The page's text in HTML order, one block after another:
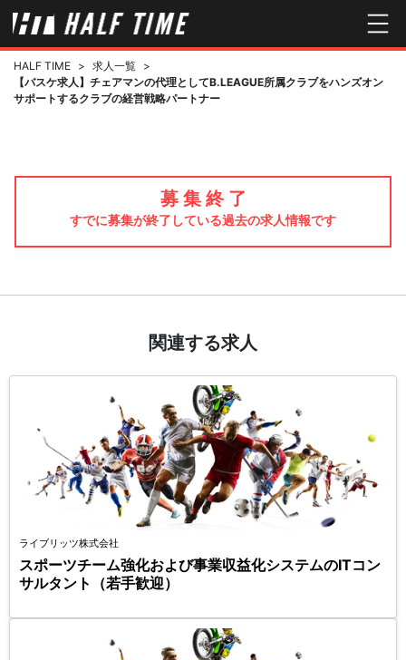
HALF TIME > 求人一覧 >
【バスケ求人】チェアマンの代理としてB.LEAGUE所属クラブをハンズオン
サポートするクラブの経営戦略パートナー
募 集 終 了
すでに募集が終了している過去の求人情報です
関連する求人
ライブリッツ株式会社
スポーツチーム強化および事業収益化システムのITコン
サルタント（若手歓迎）